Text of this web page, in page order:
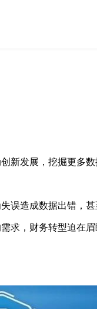
新发展，挖掘更多数
误造成数据出错，甚
求，财务转型迫在眉